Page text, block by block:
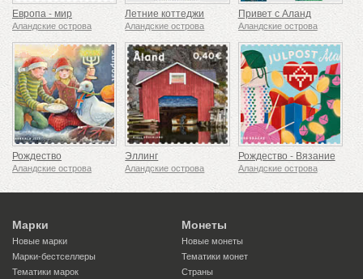
Европа - мир
Аландские острова
Летние коттеджи
Аландские острова
Привет с Аланд
Аландские острова
Рождество
Аландские острова
Эллинг
Аландские острова
Рождество - Вязание
Аландские острова
Марки
Новые марки
Марки-бестселлеры
Тематики марок
Монеты
Новые монеты
Тематики монет
Страны